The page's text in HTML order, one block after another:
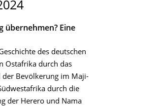
übernehmen? Eine
des deutschen
Ostafrika durch das
der Bevölkerung im Maji-
durch die
der Herero und Nama